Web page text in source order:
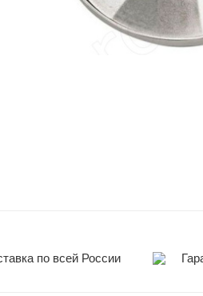
по всей России